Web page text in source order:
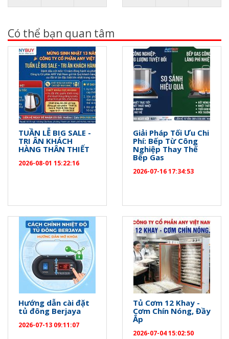
Có thể bạn quan tâm
TUẦN LỄ BIG SALE -
TRI ÂN KHÁCH
HÀNG THÂN THIẾT
2026-08-01 15:22:16
Giải Pháp Tối Ưu Chi
Phí: Bếp Từ Công
Nghiệp Thay Thế
Bếp Gas
2026-07-16 17:34:53
Hướng dẫn cài đặt
tủ đông Berjaya
2026-07-13 09:11:07
Tủ Cơm 12 Khay -
Cơm Chín Nóng, Đầy
Ắp
2026-07-04 15:02:50